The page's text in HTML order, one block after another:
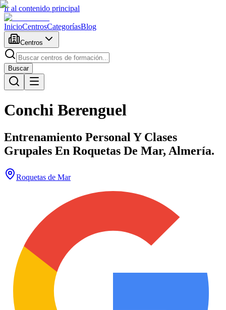
Ir al contenido principal
InicioCentrosCategoríasBlog
Centros
Buscar
Conchi Berenguel
Entrenamiento Personal Y Clases
Grupales En Roquetas De Mar, Almería.
Roquetas de Mar